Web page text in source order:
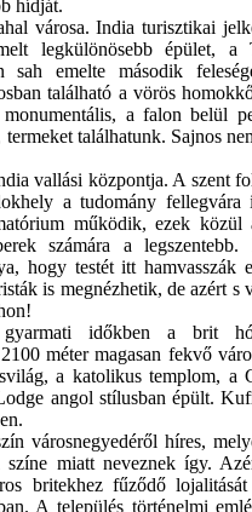
hídját.
városa. India turisztikai
legkülönösebb épület,
sah emelte második
található a vörös
a falon belül
termeket találhatunk. Sajnos
vallási központja. A szent
a tudomány fellegvára
működik, ezek közül
számára a
hogy testét itt hamvasszák
is megnézhetik, de azért s
időkben a brit
méter magasan fekvő
a katolikus templom, a
angol stílusban épült.
városnegyedéről híres,
miatt neveznek így.
britekhez fűződő
A település történelmi